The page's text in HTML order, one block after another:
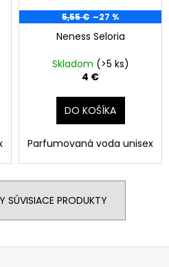
5,55 € –27 %
Neness Seloria
Skladom (>5 ks)
4 €
DO KOŠÍKA
Parfumovaná voda unisex
SÚVISIACE PRODUKTY